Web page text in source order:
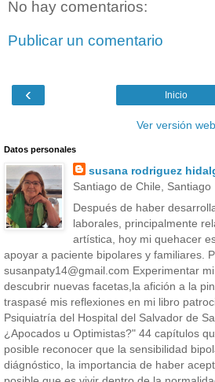
No hay comentarios:
Publicar un comentario
‹ Inicio
Ver versión web
Datos personales
susana rodriguez
Santiago de Chile, Santiago
Después de haber
laborales, principalmente
artística, hoy mi quehacer
apoyar a paciente bipolares y familiares.
susanpaty14@gmail.com Experimentar
descubrir nuevas facetas,la afición a la
traspasé mis reflexiones en mi libro
Psiquiatría del Hospital del Salvador de
¿Apocados u Optimistas?" 44 capítulos
posible reconocer que la sensibilidad
diágnóstico, la importancia de haber